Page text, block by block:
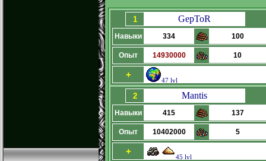
1 GepToR
Навыки 334 100
Опыт 14930000 10
+
47 lvl
2 Mantis
Навыки 415 137
Опыт 10402000 5
+
45 lvl